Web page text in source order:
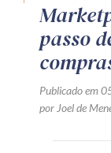
passo
Publicado em
por Joel de